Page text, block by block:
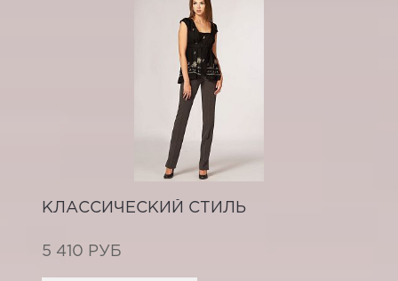
КЛАССИЧЕСКИЙ СТИЛЬ
5 410 РУБ